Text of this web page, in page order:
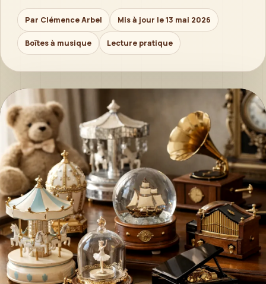
Par Clémence Arbel Mis à jour le 13 mai 2026
Boîtes à musique Lecture pratique